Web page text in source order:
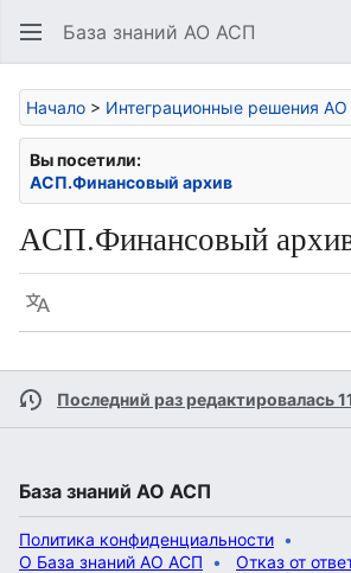
База знаний АО АСП
Начало > Интеграционные решения
Вы посетили:
АСП.Финансовый архив
АСП.Финансовый
Язык
База знаний АО АСП
Политика конфиденциальности
О База знаний АО АСП
Отказ от